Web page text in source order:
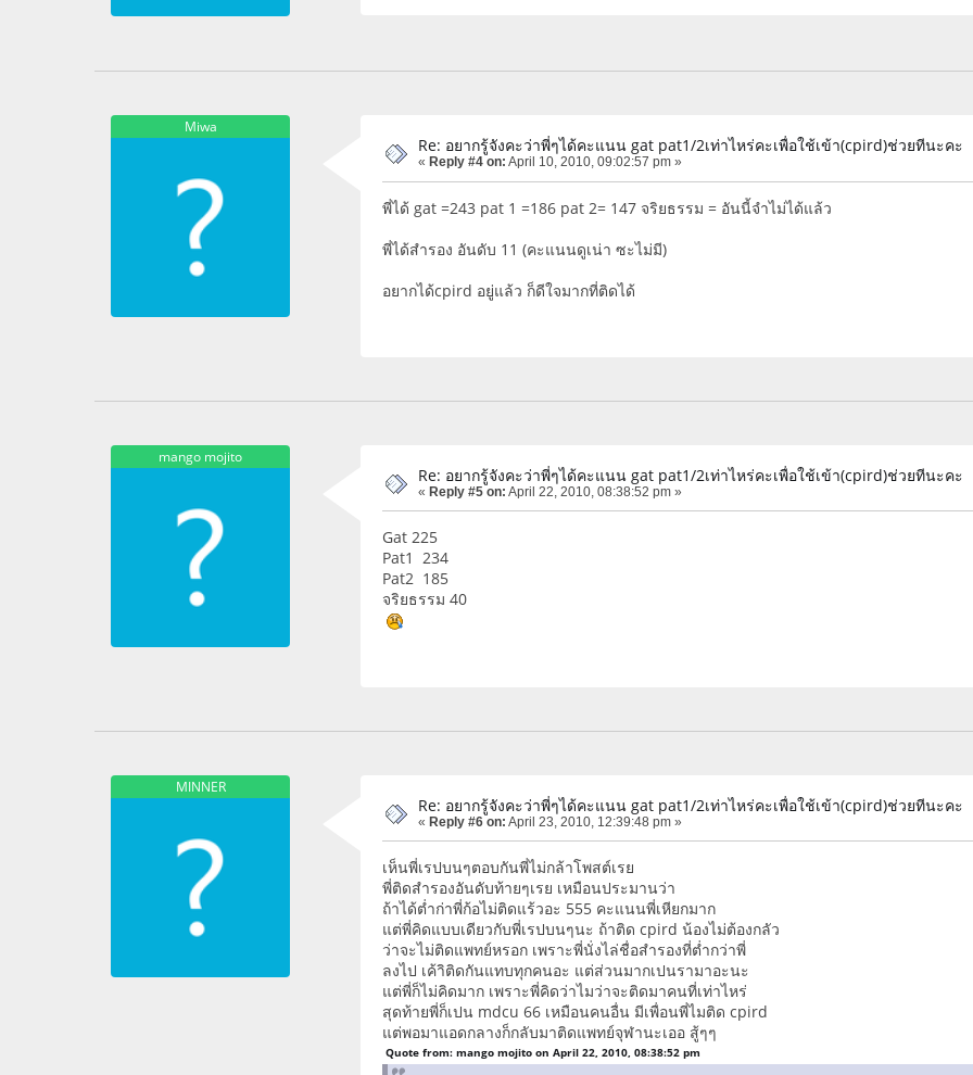
Miwa
Re: อยากรู้จังคะว่าพี่ๆได้คะแนน gat pat1/2เท่าไหร่คะเพื่อใช้เข้า(cpird)ช่วยทีนะคะ
« Reply #4 on: April 10, 2010, 09:02:57 pm »
พี่ได้ gat =243 pat 1 =186 pat 2= 147 จริยธรรม = อันนี้จำไม่ได้แล้ว
พี่ได้สำรอง อันดับ 11 (คะแนนดูเน่า ซะไม่มี)
อยากได้cpird อยู่แล้ว ก็ดีใจมากที่ติดได้
mango mojito
Re: อยากรู้จังคะว่าพี่ๆได้คะแนน gat pat1/2เท่าไหร่คะเพื่อใช้เข้า(cpird)ช่วยทีนะคะ
« Reply #5 on: April 22, 2010, 08:38:52 pm »
Gat 225
Pat1 234
Pat2 185
จริยธรรม 40
MINNER
Re: อยากรู้จังคะว่าพี่ๆได้คะแนน gat pat1/2เท่าไหร่คะเพื่อใช้เข้า(cpird)ช่วยทีนะคะ
« Reply #6 on: April 23, 2010, 12:39:48 pm »
เห็นพี่เรปบนๆตอบกันพี่ไม่กล้าโพสต์เรย
พี่ติดสำรองอันดับท้ายๆเรย เหมือนประมานว่า
ถ้าได้ต่ำก่าพี่ก้อไม่ติดแร้วอะ 555 คะแนนพี่เหียกมาก
แต่พี่คิดแบบเดียวกับพี่เรปบนๆนะ ถ้าติด cpird น้องไม่ต้องกลัว
ว่าจะไม่ติดแพทย์หรอก เพราะพี่นั่งไล่ชื่อสำรองที่ต่ำกว่าพี่
ลงไป เค้าิติดกันแทบทุกคนอะ แต่ส่วนมากเปนรามาอะนะ
แต่พี่ก็ไม่คิดมาก เพราะพี่คิดว่าไมว่าจะติดมาคนที่เท่าไหร่
สุดท้ายพี่ก็เปน mdcu 66 เหมือนคนอื่น มีเพื่อนพี่ไมติด cpird
แต่พอมาแอดกลางก็กลับมาติดแพทย์จุฬานะเออ สู้ๆๆ
Quote from: mango mojito on April 22, 2010, 08:38:52 pm